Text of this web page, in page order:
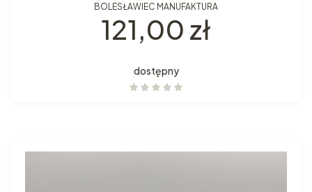
BOLESŁAWIEC MANUFAKTURA
Cena
121,00 zł
dostępny